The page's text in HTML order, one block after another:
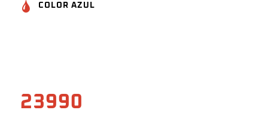
COLOR AZUL
23990